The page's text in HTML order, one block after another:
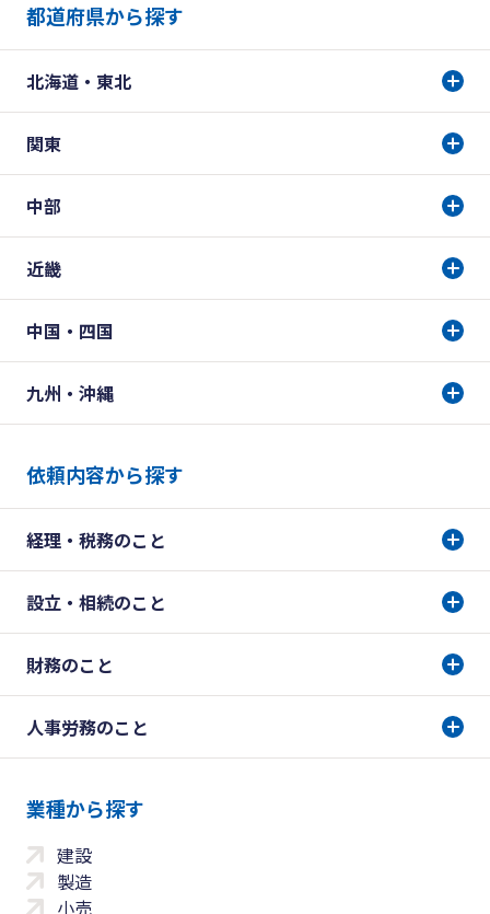
都道府県から探す
北海道・東北
関東
中部
近畿
中国・四国
九州・沖縄
依頼内容から探す
経理・税務のこと
設立・相続のこと
財務のこと
人事労務のこと
業種から探す
建設
製造
小売